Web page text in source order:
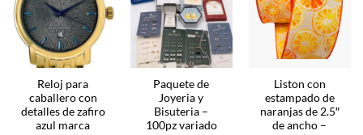
Reloj para
caballero con
detalles de zafiro
azul marca
Paquete de
Joyeria y
Bisuteria –
100pz variado
Liston con
estampado de
naranjas de 2.5″
de ancho –